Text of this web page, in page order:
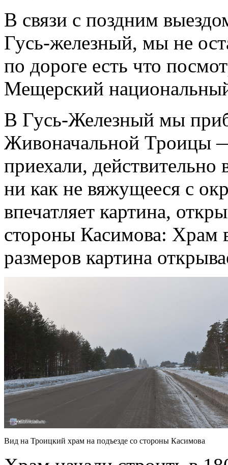
В связи с поздним
Гусь-железный, мы не
по дороге есть что
Мещерский
В Гусь-Железный мы
Живоначальной Троицы
приехали, действительно
ни как не вяжущееся с
впечатляет картина,
стороны Касимова: Храм
размеров картина
Вид на Троицкий храм на подъезде со стороны Касимова